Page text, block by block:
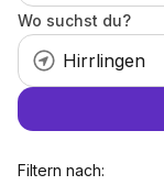
Wo suchst du?
Filtern nach: